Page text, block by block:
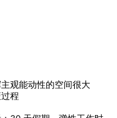
观能动性的空间很大
程